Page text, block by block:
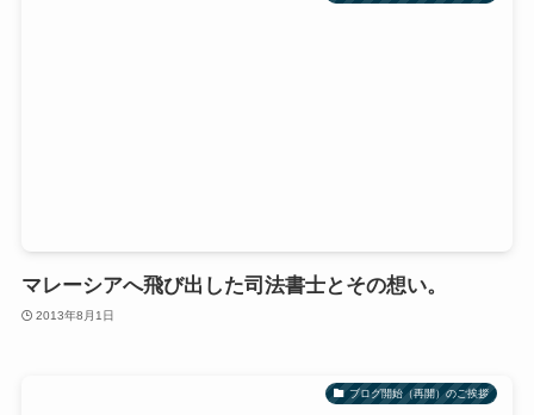
マレーシアへ飛び出した司法書士とその想い。
2013年8月1日
ブログ開始（再開）のご挨拶